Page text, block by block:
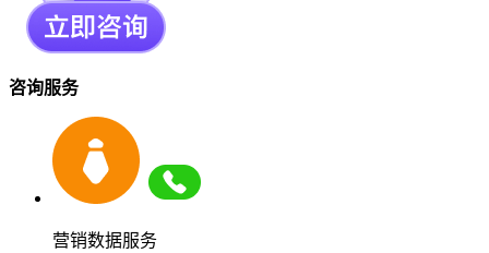
咨询服务
营销数据服务